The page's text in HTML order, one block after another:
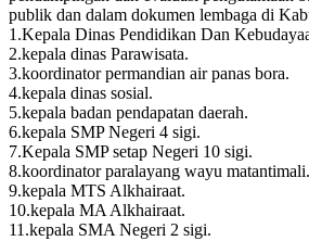
publik dan dalam dokumen lembaga di
1.Kepala Dinas Pendidikan Dan
2.kepala dinas Parawisata.
3.koordinator permandian air panas bora.
4.kepala dinas sosial.
5.kepala badan pendapatan daerah.
6.kepala SMP Negeri 4 sigi.
7.Kepala SMP setap Negeri 10 sigi.
8.koordinator paralayang wayu matantimali.
9.kepala MTS Alkhairaat.
10.kepala MA Alkhairaat.
11.kepala SMA Negeri 2 sigi.